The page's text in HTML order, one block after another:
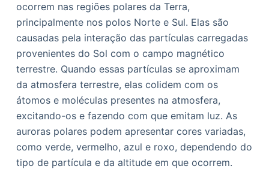
ocorrem nas regiões polares da Terra,
principalmente nos polos Norte e Sul. Elas são
causadas pela interação das partículas carregadas
provenientes do Sol com o campo magnético
terrestre. Quando essas partículas se aproximam
da atmosfera terrestre, elas colidem com os
átomos e moléculas presentes na atmosfera,
excitando-os e fazendo com que emitam luz. As
auroras polares podem apresentar cores variadas,
como verde, vermelho, azul e roxo, dependendo do
tipo de partícula e da altitude em que ocorrem.